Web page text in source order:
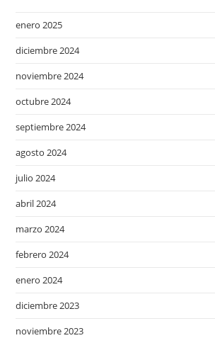
enero 2025
diciembre 2024
noviembre 2024
octubre 2024
septiembre 2024
agosto 2024
julio 2024
abril 2024
marzo 2024
febrero 2024
enero 2024
diciembre 2023
noviembre 2023